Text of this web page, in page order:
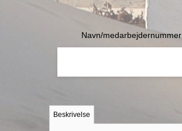
Navn/medarbejdernummer
Beskrivelse